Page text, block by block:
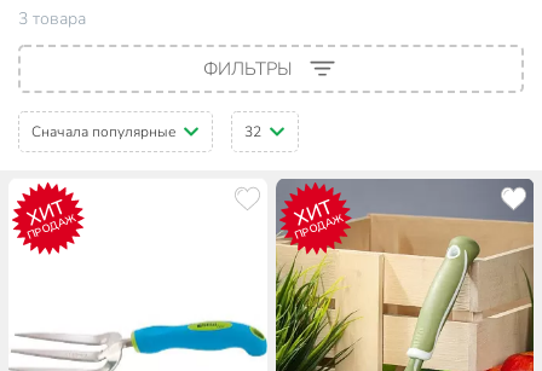
3 товара
ФИЛЬТРЫ
Сначала популярные 32
ХИТ
ПРОДАЖ ХИТ
ПРОДАЖ